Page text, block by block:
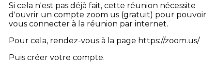
Si cela n'est pas déjà fait, cette réunion nécessite
d'ouvrir un compte zoom us (gratuit) pour pouvoir
vous connecter à la réunion par internet.
Pour cela, rendez-vous à la page https://zoom.us/
Puis créer votre compte.